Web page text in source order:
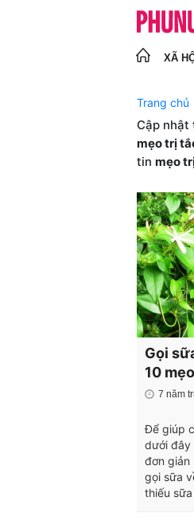
XÃ
Trang chủ
Cập nhật
mẹo trị
tin mẹo
Gọi
10
7 năm
Để giúp
dưới đây
đơn giản
gọi sữa
thiếu sữa